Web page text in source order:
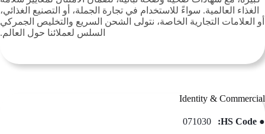
الغذاء العالمية. سواءً للاستخدام في تجارة الجملة، أو التصنيع الغذائي،
أو العلامات التجارية الخاصة، نتولى الشحن السريع والتخليص الجمركي
السلس لعملائنا حول العالم.
Identity & Commercial
● HS Code:
071030